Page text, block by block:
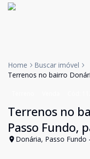
Home
Buscar imóvel
Terrenos no bairro
Terrenos no
Passo Fundo,
Donária, Passo Fundo